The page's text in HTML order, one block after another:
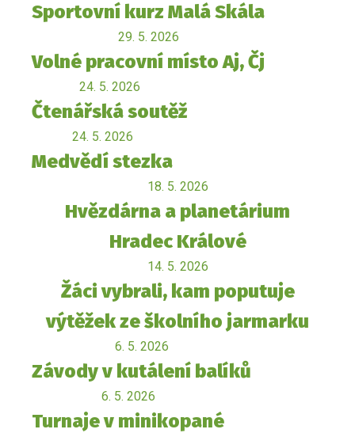
Sportovní kurz Malá Skála
29. 5. 2026
Volné pracovní místo Aj, Čj
24. 5. 2026
Čtenářská soutěž
24. 5. 2026
Medvědí stezka
18. 5. 2026
Hvězdárna a planetárium
Hradec Králové
14. 5. 2026
Žáci vybrali, kam poputuje
výtěžek ze školního jarmarku
6. 5. 2026
Závody v kutálení balíků
6. 5. 2026
Turnaje v minikopané